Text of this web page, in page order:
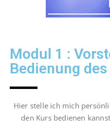
Modul 1 :
Bedienung
Hier stelle ich mich
den Kurs bedienen